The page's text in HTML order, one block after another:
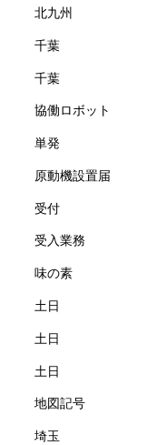
北九州
千葉
千葉
協働ロボット
単発
原動機設置届
受付
受入業務
味の素
土日
土日
土日
地図記号
埼玉